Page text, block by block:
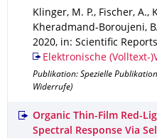
Klinger, M. P., Fischer, A.,
Kheradmand-Boroujeni,
2020, in: Scientific Reports
Elektronische (Volltext-
Publikation: Spezielle
Widerrufe)
Organic Thin-Film Red-
Spectral Response Via